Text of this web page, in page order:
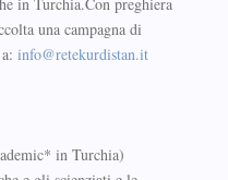
una campagna di
info@retekurdistan.it
in Turchia)